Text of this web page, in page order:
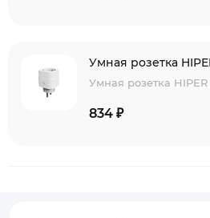
Умная розетка
Умная розетка HIPER
834 ₽